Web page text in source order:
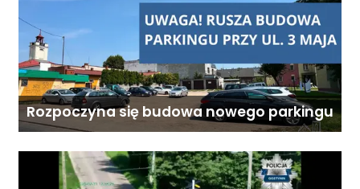
Rozpoczyna się budowa nowego parkingu